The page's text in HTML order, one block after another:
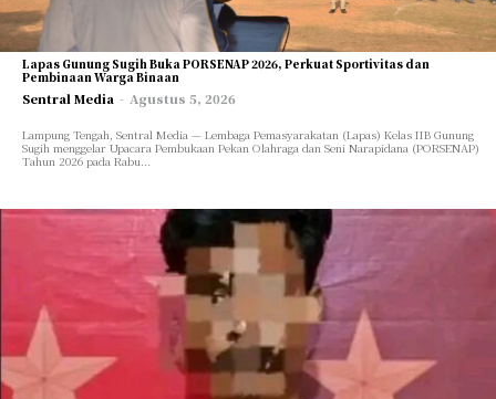
Lapas Gunung Sugih Buka PORSENAP 2026, Perkuat Sportivitas dan
Pembinaan Warga Binaan
Sentral Media - Agustus 5, 2026
Lampung Tengah, Sentral Media — Lembaga Pemasyarakatan (Lapas) Kelas IIB Gunung
Sugih menggelar Upacara Pembukaan Pekan Olahraga dan Seni Narapidana (PORSENAP)
Tahun 2026 pada Rabu...